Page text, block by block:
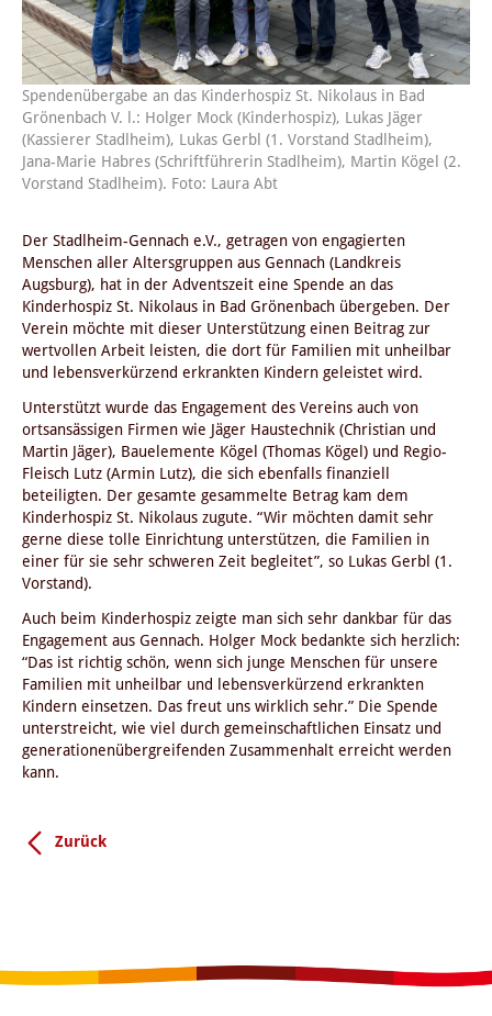
Spendenübergabe an das Kinderhospiz St. Nikolaus in Bad
Grönenbach V. l.: Holger Mock (Kinderhospiz), Lukas Jäger
(Kassierer Stadlheim), Lukas Gerbl (1. Vorstand Stadlheim),
Jana-Marie Habres (Schriftführerin Stadlheim), Martin Kögel (2.
Vorstand Stadlheim). Foto: Laura Abt
Der Stadlheim-Gennach e.V., getragen von engagierten
Menschen aller Altersgruppen aus Gennach (Landkreis
Augsburg), hat in der Adventszeit eine Spende an das
Kinderhospiz St. Nikolaus in Bad Grönenbach übergeben. Der
Verein möchte mit dieser Unterstützung einen Beitrag zur
wertvollen Arbeit leisten, die dort für Familien mit unheilbar
und lebensverkürzend erkrankten Kindern geleistet wird.
Unterstützt wurde das Engagement des Vereins auch von
ortsansässigen Firmen wie Jäger Haustechnik (Christian und
Martin Jäger), Bauelemente Kögel (Thomas Kögel) und Regio-
Fleisch Lutz (Armin Lutz), die sich ebenfalls finanziell
beteiligten. Der gesamte gesammelte Betrag kam dem
Kinderhospiz St. Nikolaus zugute. “Wir möchten damit sehr
gerne diese tolle Einrichtung unterstützen, die Familien in
einer für sie sehr schweren Zeit begleitet”, so Lukas Gerbl (1.
Vorstand).
Auch beim Kinderhospiz zeigte man sich sehr dankbar für das
Engagement aus Gennach. Holger Mock bedankte sich herzlich:
“Das ist richtig schön, wenn sich junge Menschen für unsere
Familien mit unheilbar und lebensverkürzend erkrankten
Kindern einsetzen. Das freut uns wirklich sehr.” Die Spende
unterstreicht, wie viel durch gemeinschaftlichen Einsatz und
generationenübergreifenden Zusammenhalt erreicht werden
kann.
Zurück